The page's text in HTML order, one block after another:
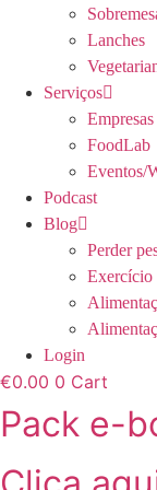
Lanches
Serviços
Empresas
FoodLab
Eventos/
Podcast
Blog
Perder
Exercício
Login
€0.00 0 Cart
Pack e-